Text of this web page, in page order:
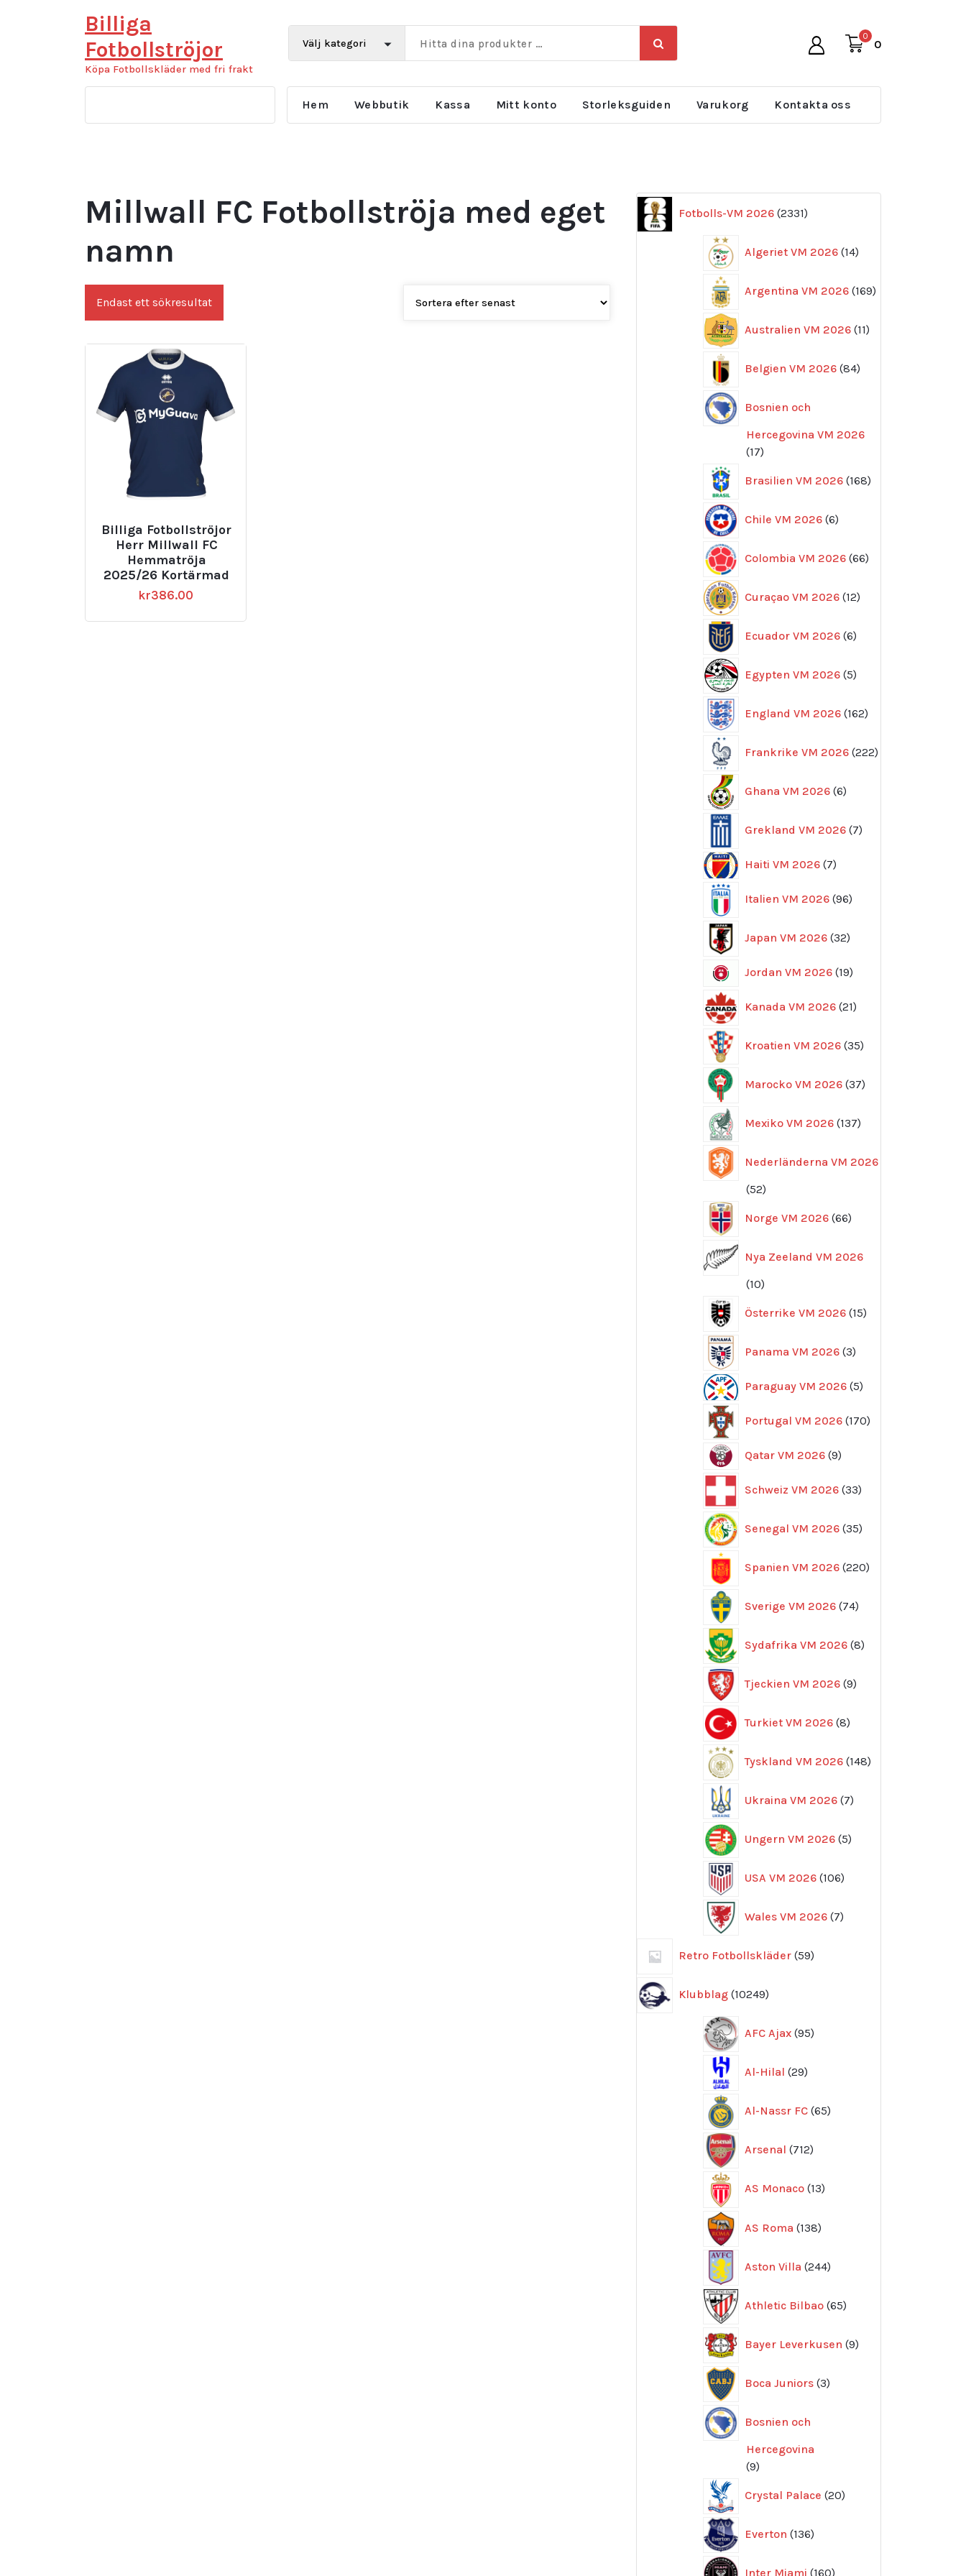
Billiga
Fotbollströjor
Köpa Fotbollskläder med fri frakt
0
0
Hem Webbutik Kassa Mitt konto Storleksguiden Varukorg Kontakta oss
Millwall FC Fotbollströja med eget
namn
Endast ett sökresultat
Billiga Fotbollströjor
Herr Millwall FC
Hemmatröja
2025/26 Kortärmad
kr386.00
Fotbolls-VM 2026 2331
produkter
Algeriet VM 2026 14
produkter
Argentina VM 2026 169
produkter
Australien VM 2026 11
produkter
Belgien VM 2026 84
produkter
Bosnien och
Hercegovina VM 2026
1717
Brasilien VM 2026 168
produkter
Chile VM 2026 6
produkter
Colombia VM 2026 66
produkter
Curaçao VM 2026 12
produkter
Ecuador VM 2026 6
produkter
Egypten VM 2026 5
produkter
England VM 2026 162
produkter
Frankrike VM 2026 222
produkter
Ghana VM 2026 6
produkter
Grekland VM 2026 7
produkter
Haiti VM 2026 77
Italien VM 2026 96
produkter
Japan VM 2026 32
produkter
Jordan VM 2026 1919
Kanada VM 2026 21
produkter
Kroatien VM 2026 35
produkter
Marocko VM 2026 37
produkter
Mexiko VM 2026 137
produkter
Nederländerna VM 2026
5252
Norge VM 2026 66
produkter
Nya Zeeland VM 2026
1010
Österrike VM 2026 15
produkter
Panama VM 2026 3
produkter
Paraguay VM 2026 55
Portugal VM 2026 170
produkter
Qatar VM 2026 99
Schweiz VM 2026 33
produkter
Senegal VM 2026 35
produkter
Spanien VM 2026 220
produkter
Sverige VM 2026 74
produkter
Sydafrika VM 2026 8
produkter
Tjeckien VM 2026 9
produkter
Turkiet VM 2026 8
produkter
Tyskland VM 2026 148
produkter
Ukraina VM 2026 7
produkter
Ungern VM 2026 5
produkter
USA VM 2026 106
produkter
Wales VM 2026 7
produkter
Retro Fotbollskläder 59
produkter
Klubblag 10249
produkter
AFC Ajax 95
produkter
Al-Hilal 29
produkter
Al-Nassr FC 65
produkter
Arsenal 712
produkter
AS Monaco 13
produkter
AS Roma 138
produkter
Aston Villa 244
produkter
Athletic Bilbao 65
produkter
Bayer Leverkusen 9
produkter
Boca Juniors 3
produkter
Bosnien och
Hercegovina
99
Crystal Palace 20
produkter
Everton 136
produkter
Inter Miami 160